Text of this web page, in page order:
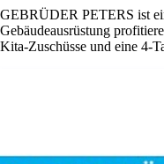
GEBRÜDER PETERS ist
Gebäudeausrüstung
Kita-Zuschüsse und eine 4-